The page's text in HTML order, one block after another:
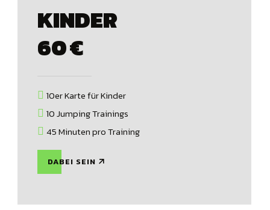
KINDER
€
60
10er Karte für Kinder
10 Jumping Trainings
45 Minuten pro Training
DABEI SEIN